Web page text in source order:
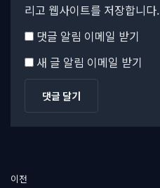
리고 웹사이트를 저장합니다.
댓글 알림 이메일 받기
새 글 알림 이메일 받기
이전